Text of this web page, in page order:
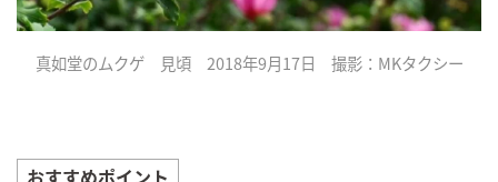
真如堂のムクゲ 見頃 2018年9月17日 撮影：MKタクシー
おすすめポイント